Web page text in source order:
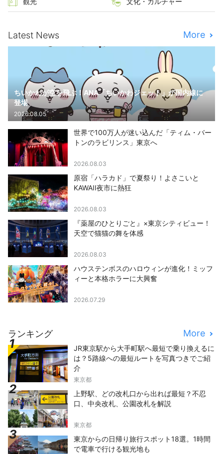
Latest News More
ちいかわが空を飛ぶ！ANA「ちいかわジェット」が国内線に
登場
2026.08.05
世界で100万人が迷い込んだ「ティム・バー
トンのラビリンス」東京へ
2026.08.03
原宿「ハラカド」で夏祭り！よさこいと
KAWAII夜市に熱狂
2026.08.03
『薬屋のひとりごと』×東京シティビュー！
天空で猫猫の舞を体感
2026.08.03
ハウステンボスのハロウィンが進化！ミッフ
ィーと本格ホラーに大興奮
2026.07.29
ランキング More
JR東京駅から大手町駅へ最短で乗り換えるに
は？5路線への最短ルートを写真つきでご紹
介
東京都
上野駅、どの改札口から出れば最短？不忍
口、中央改札、公園改札を解説
東京都
東京からの日帰り旅行スポット18選。1時間
で電車で行ける観光地も